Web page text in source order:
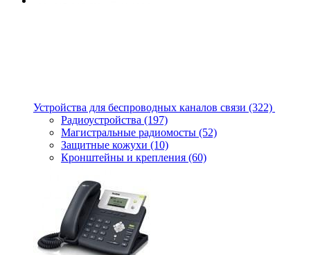
Устройства для беспроводных каналов связи (322)
Радиоустройства (197)
Магистральные радиомосты (52)
Защитные кожухи (10)
Кронштейны и крепления (60)